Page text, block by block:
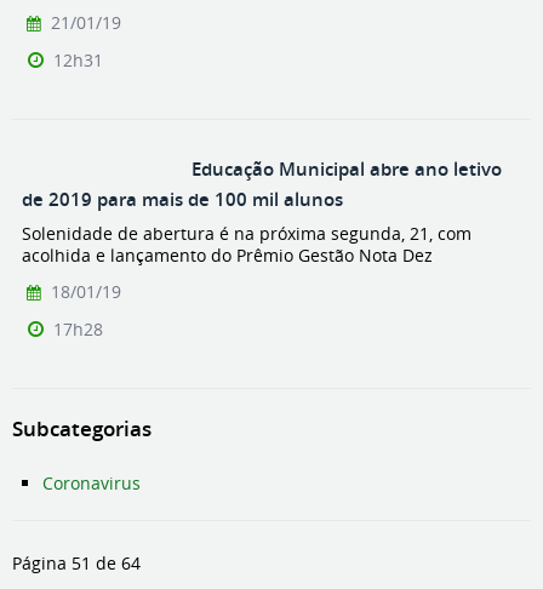
21/01/19
12h31
Educação Municipal abre ano letivo
de 2019 para mais de 100 mil alunos
Solenidade de abertura é na próxima segunda, 21, com
acolhida e lançamento do Prêmio Gestão Nota Dez
18/01/19
17h28
Subcategorias
Coronavirus
Página 51 de 64